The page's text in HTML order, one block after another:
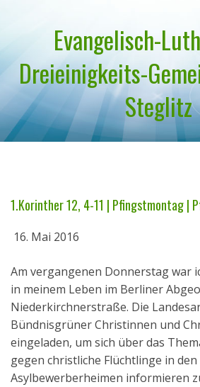
Evangelisch-
Dreieinigkeits-
Steglitz
Über uns
Geistliches Wort
Termine
Aktuelles
Kontakt
1.Korinther 12, 4-11 | Pfingstmontag |
16. Mai 2016
Am vergangenen Donnerstag war
in meinem Leben im Berliner
Niederkirchnerstraße. Die
Bündnisgrüner Christinnen und
eingeladen, um sich über das
gegen christliche Flüchtlinge in den
Asylbewerberheimen informieren